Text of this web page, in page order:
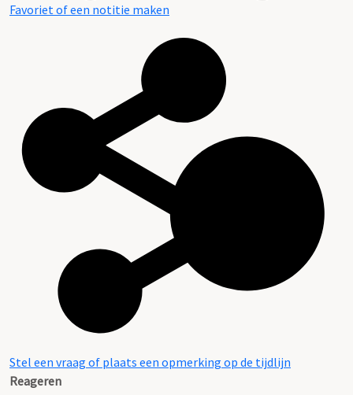
Favoriet of een notitie maken
Stel een vraag of plaats een opmerking op de tijdlijn
Reageren